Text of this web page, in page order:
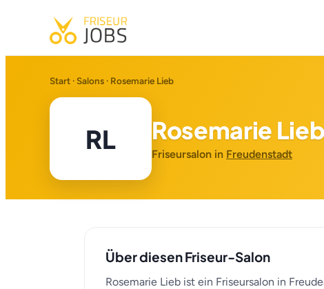
Start · Salons · Rosemarie Lieb
RL Rosemarie Lieb
Friseursalon in Freudenstadt
Über diesen Friseur-Salon
Rosemarie Lieb ist ein Friseursalon in